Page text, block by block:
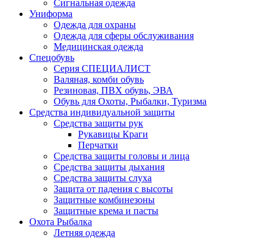
Сигнальная одежда
Униформа
Одежда для охраны
Одежда для сферы обслуживания
Медицинская одежда
Спецобувь
Серия СПЕЦИАЛИСТ
Валяная, комби обувь
Резиновая, ПВХ обувь, ЭВА
Обувь для Охоты, Рыбалки, Туризма
Средства индивидуальной защиты
Средства защиты рук
Рукавицы Краги
Перчатки
Средства защиты головы и лица
Средства защиты дыхания
Средства защиты слуха
Защита от падения с высоты
Защитные комбинезоны
Защитные крема и пасты
Охота Рыбалка
Летняя одежда